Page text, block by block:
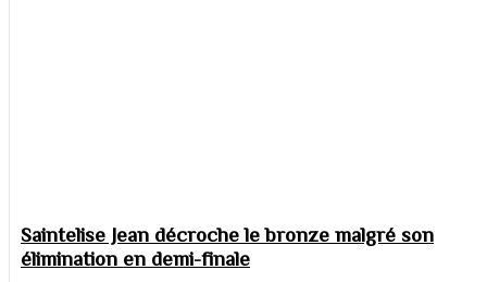
Saintelise Jean décroche le bronze malgré son
élimination en demi-finale